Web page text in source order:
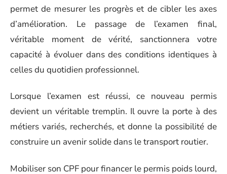
permet de mesurer les progrès et de cibler les axes
d’amélioration. Le passage de l’examen final,
véritable moment de vérité, sanctionnera votre
capacité à évoluer dans des conditions identiques à
celles du quotidien professionnel.
Lorsque l’examen est réussi, ce nouveau permis
devient un véritable tremplin. Il ouvre la porte à des
métiers variés, recherchés, et donne la possibilité de
construire un avenir solide dans le transport routier.
Mobiliser son CPF pour financer le permis poids lourd,